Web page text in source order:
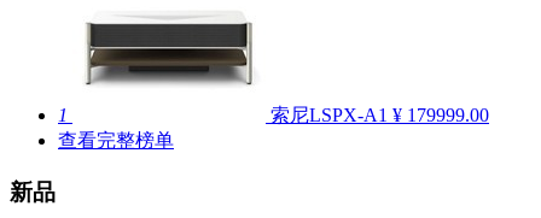
1 索尼LSPX-A1 ¥ 179999.00
查看完整榜单
新品